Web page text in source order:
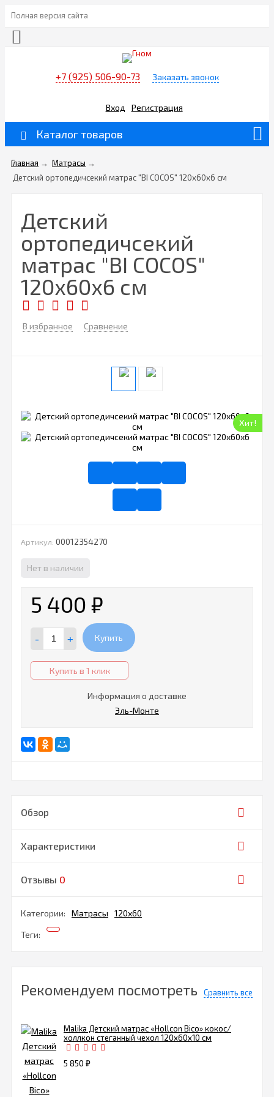
Полная версия сайта
+7 (925) 506-90-73 Заказать звонок
Вход Регистрация
Каталог товаров
Главная → Матрасы →
Детский ортопедичсекий матрас "BI COCOS" 120х60x6 см
Детский
ортопедичсекий
матрас "BI COCOS"
120х60x6 см
В избранное Сравнение
Хит!
Артикул: 00012354270
Нет в наличии
5 400 ₽
- + Купить
Купить в 1 клик
Информация о доставке
Эль-Монте
Обзор
Характеристики
Отзывы 0
Категории: Матрасы 120х60
Теги:
Рекомендуем посмотреть Сравнить все
Malika Детский матрас «Hollcon Bico» кокос/
холлкон стеганный чехол 120х60х10 см
5 850 ₽